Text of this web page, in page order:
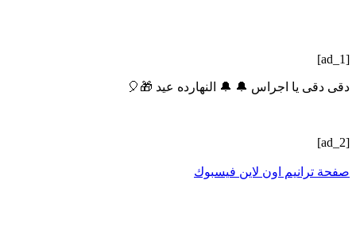
[ad_1]
دقى دقى يا اجراس 🔔 🔔 النهارده عيد 🎁🎈
[ad_2]
صفحة ترانيم اون لاين فيسبوك